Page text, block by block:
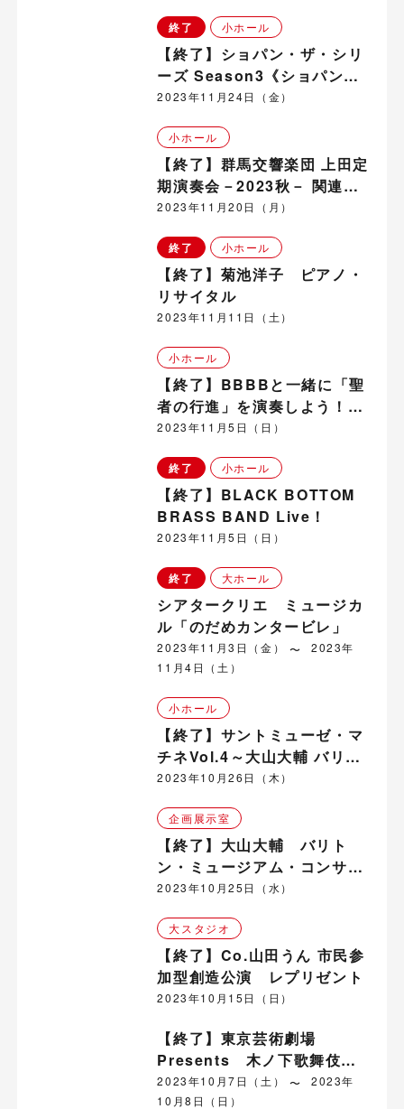
終了 小ホール
【終了】ショパン・ザ・シリ
ーズ Season3《ショパンと
楽聖たち》
2023年11月24日（金）
小ホール
【終了】群馬交響楽団 上田定
期演奏会－2023秋－ 関連プ
ログラム 「群響メンバーによ
2023年11月20日（月）
終了 小ホール
【終了】菊池洋子 ピアノ・
リサイタル
2023年11月11日（土）
小ホール
【終了】BBBBと一緒に「聖
者の行進」を演奏しよう！～
本番直前「聖者の行進」ワー
2023年11月5日（日）
終了 小ホール
【終了】BLACK BOTTOM
BRASS BAND Live！
2023年11月5日（日）
終了 大ホール
シアタークリエ ミュージカ
ル「のだめカンタービレ」
2023年11月3日（金）
2023年
11月4日（土）
小ホール
【終了】サントミューゼ・マ
チネVol.4～大山大輔 バリト
ン・コンサート～
2023年10月26日（木）
企画展示室
【終了】大山大輔 バリト
ン・ミュージアム・コンサー
ト
2023年10月25日（水）
大スタジオ
【終了】Co.山田うん 市民参
加型創造公演 レプリゼント
2023年10月15日（日）
【終了】東京芸術劇場
Presents 木ノ下歌舞伎
『勧進帳』
2023年10月7日（土）
2023年
10月8日（日）